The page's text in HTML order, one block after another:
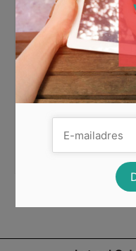
abonnement
Wist je dat je veel
abonnement? We
voorstellen …Lees
,kpn , mobiel